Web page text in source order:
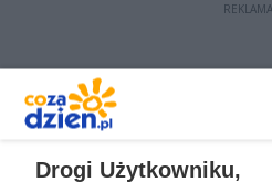
REKLAMA
Drogi Użytkowniku,